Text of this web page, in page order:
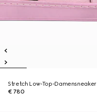
Stretch Low-Top-Damensneaker
€ 780